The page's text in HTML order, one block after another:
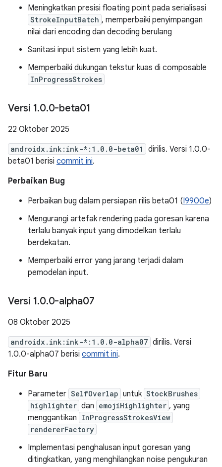
Meningkatkan presisi floating point pada serialisasi
StrokeInputBatch , memperbaiki penyimpangan
nilai dari encoding dan decoding berulang
Sanitasi input sistem yang lebih kuat.
Memperbaiki dukungan tekstur kuas di composable
InProgressStrokes
Versi 1.0.0-beta01
22 Oktober 2025
androidx.ink:ink-*:1.0.0-beta01
dirilis. Versi 1.0.0-
beta01 berisi commit ini.
Perbaikan Bug
Perbaikan bug dalam persiapan rilis beta01 (I9900e)
Mengurangi artefak rendering pada goresan karena
terlalu banyak input yang dimodelkan terlalu
berdekatan.
Memperbaiki error yang jarang terjadi dalam
pemodelan input.
Versi 1.0.0-alpha07
08 Oktober 2025
androidx.ink:ink-*:1.0.0-alpha07 dirilis. Versi
1.0.0-alpha07 berisi commit ini.
Fitur Baru
Parameter SelfOverlap untuk StockBrushes
highlighter dan emojiHighlighter , yang
menggantikan InProgressStrokesView
rendererFactory
Implementasi penghalusan input goresan yang
ditingkatkan, yang menghilangkan noise pengukuran